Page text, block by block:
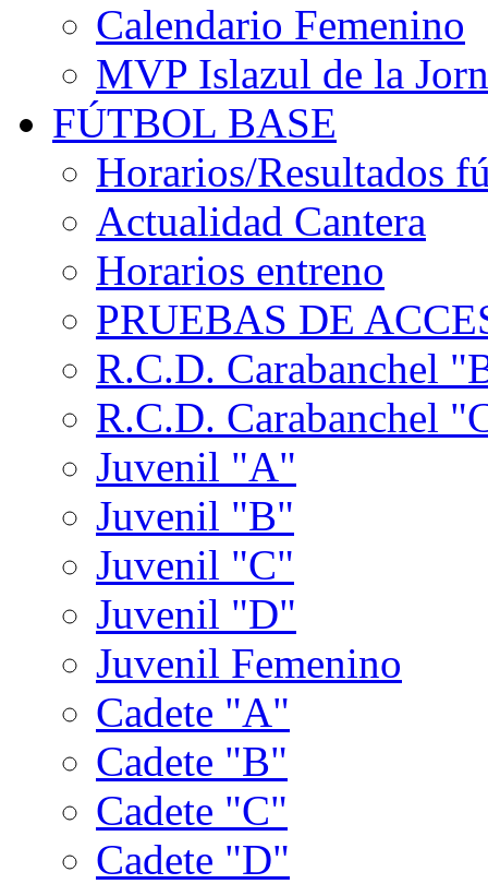
Calendario Femenino
MVP Islazul de la
FÚTBOL BASE
Horarios/Resultados
Actualidad Cantera
Horarios entreno
PRUEBAS DE
R.C.D. Carabanchel
R.C.D. Carabanchel
Juvenil "A"
Juvenil "B"
Juvenil "C"
Juvenil "D"
Juvenil Femenino
Cadete "A"
Cadete "B"
Cadete "C"
Cadete "D"